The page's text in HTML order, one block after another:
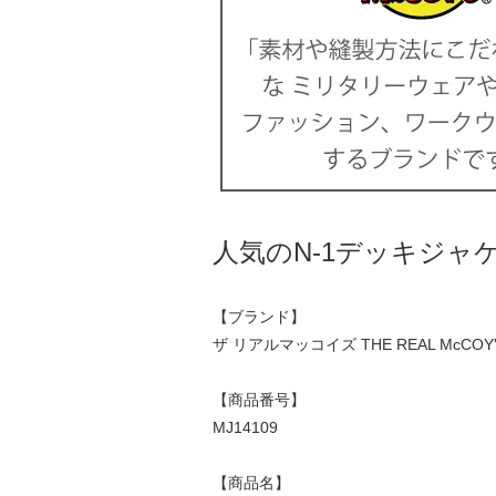
人気のN-1デッキジャ
【ブランド】
ザ リアルマッコイズ THE REAL
【商品番号】
MJ14109
【商品名】